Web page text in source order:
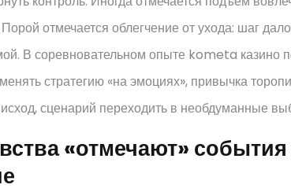
отмечается облегчение от ухода: шаг
В соревновательном опыте kometa казино
стратегию «на эмоциях», привычка
сценарий переходить в необдуманные
«отмечают» события